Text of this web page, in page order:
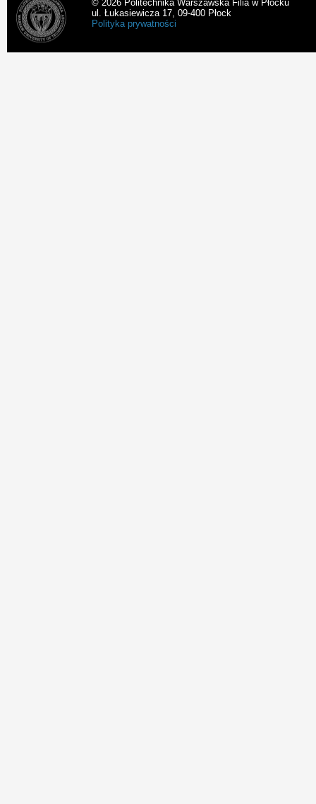
© 2026 Politechnika Warszawska Filia w Płocku
ul. Łukasiewicza 17, 09-400 Płock
Polityka prywatności